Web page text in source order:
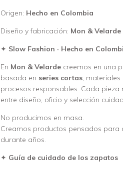
Origen: Hecho en Colombia
Diseño y fabricación: Mon & Velarde
✦ Slow Fashion · Hecho en
En Mon & Velarde creemos en una
basada en series cortas,
procesos responsables. Cada pieza
entre diseño, oficio y selección
No producimos en masa.
Creamos productos pensados para
durante años.
✦ Guía de cuidado de los zapatos